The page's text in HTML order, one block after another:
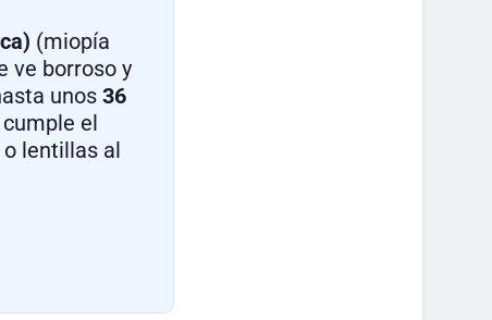
(miopía
ve borroso y
unos 36
el
lentillas al